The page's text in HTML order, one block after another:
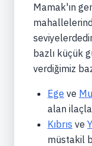
Mamak'ın
bazlı küçük
verdiğimiz
Ege ve
alan
Kıbrıs ve
müstakil